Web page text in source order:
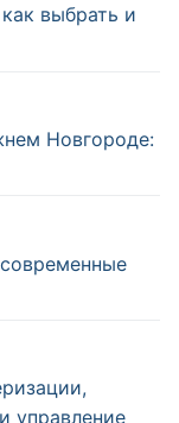
выбрать и
Новгороде:
управление